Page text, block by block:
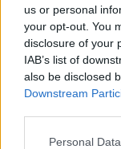
us or personal
your opt-out. You
disclosure of your
IAB’s list of
also be disclosed
Downstream
Personal
Ministro
valorizar a
rendimento